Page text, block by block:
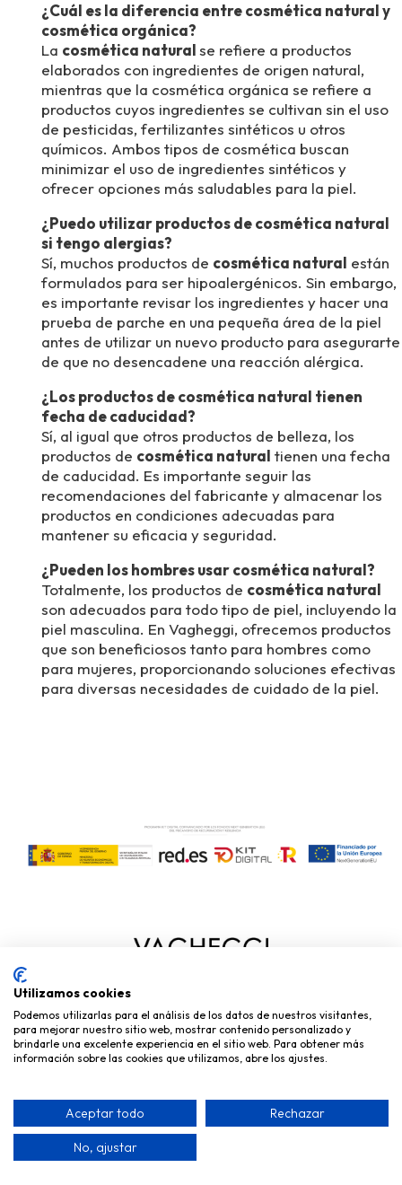
¿Cuál es la diferencia entre cosmética natural y
cosmética orgánica?
La cosmética naturalse refiere a productos
elaborados con ingredientes de origen natural,
mientras que la cosmética orgánica se refiere a
productos cuyos ingredientes se cultivan sin el uso
de pesticidas, fertilizantes sintéticos u otros
químicos. Ambos tipos de cosmética buscan
minimizar el uso de ingredientes sintéticos y
ofrecer opciones más saludables para la piel.
¿Puedo utilizar productos de cosmética natural
si tengo alergias?
Sí, muchos productos de cosmética natural están
formulados para ser hipoalergénicos. Sin embargo,
es importante revisar los ingredientes y hacer una
prueba de parche en una pequeña área de la piel
antes de utilizar un nuevo producto para asegurarte
de que no desencadene una reacción alérgica.
¿Los productos de cosmética natural tienen
fecha de caducidad?
Sí, al igual que otros productos de belleza, los
productos de cosmética natural tienen una fecha
de caducidad. Es importante seguir las
recomendaciones del fabricante y almacenar los
productos en condiciones adecuadas para
mantener su eficacia y seguridad.
¿Pueden los hombres usar cosmética natural?
Totalmente, los productos de cosmética natural
son adecuados para todo tipo de piel, incluyendo la
piel masculina. En Vagheggi, ofrecemos productos
que son beneficiosos tanto para hombres como
para mujeres, proporcionando soluciones efectivas
para diversas necesidades de cuidado de la piel.
basada en los principios de la fitocosmética, con una alta
concentración de principios activos naturales y una
formulación a medida con las tecnologías más avanzadas, lo
efectivos, de máxima calidad y seguros para tu piel.
– Tel: 916797184
– Email: clientes@vagheggi.es
Utilizamos cookies
Podemos utilizarlas para el análisis de los datos de nuestros visitantes,
para mejorar nuestro sitio web, mostrar contenido personalizado y
brindarle una excelente experiencia en el sitio web. Para obtener más
información sobre las cookies que utilizamos, abre los ajustes.
Aceptar todo Rechazar
No, ajustar